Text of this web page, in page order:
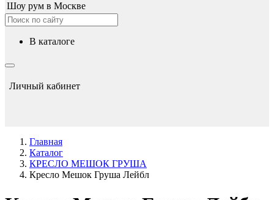
Шоу рум в Москве
в каталоге
Личный кабинет
Главная
Каталог
КРЕСЛО МЕШОК ГРУША
Кресло Мешок Груша Лейбл